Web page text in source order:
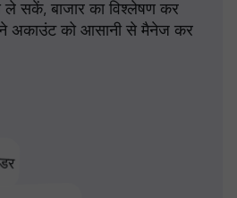
ले सकें, बाजार का विश्लेषण कर
को आसानी से मैनेज कर